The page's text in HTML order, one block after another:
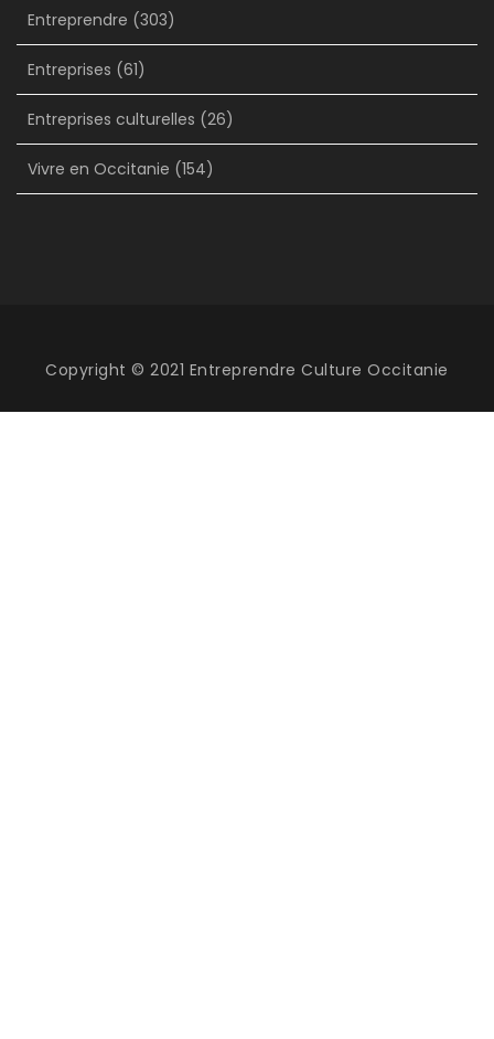
Entreprendre (303)
Entreprises (61)
Entreprises culturelles (26)
Vivre en Occitanie (154)
Copyright © 2021 Entreprendre Culture Occitanie